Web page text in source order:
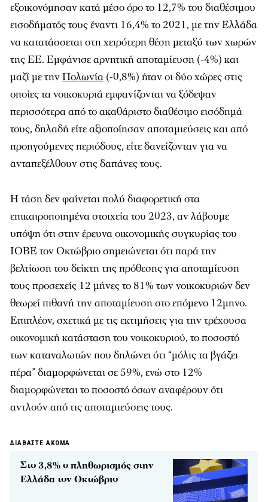
εξοικονόμησαν κατά μέσο όρο το 12,7% του διαθέσιμου
εισοδήματός τους έναντι 16,4% το 2021, με την Ελλάδα
να κατατάσσεται στη χειρότερη θέση μεταξύ των χωρών
της ΕΕ. Εμφάνισε αρνητική αποταμίευση (-4%) και
μαζί με τηνΠολωνία (-0,8%) ήταν οι δύο χώρες στις
οποίες τα νοικοκυριά εμφανίζονται να ξόδεψαν
περισσότερα από το ακαθάριστο διαθέσιμο εισόδημά
τους, δηλαδή είτε αξιοποίησαν αποταμιεύσεις και από
προηγούμενες περιόδους, είτε δανείζονταν για να
ανταπεξέλθουν στις δαπάνες τους.
Η τάση δεν φαίνεται πολύ διαφορετική στα
επικαιροποιημένα στοιχεία του 2023, αν λάβουμε
υπόψη ότι στην έρευνα οικονομικής συγκυρίας του
ΙΟΒΕ τον Οκτώβριο σημειώνεται ότι παρά την
βελτίωση του δείκτη της πρόθεσης για αποταμίευση
τους προσεχείς 12 μήνες το 81% των νοικοκυριών δεν
θεωρεί πιθανή την αποταμίευση στο επόμενο 12μηνο.
Επιπλέον, σχετικά με τις εκτιμήσεις για την τρέχουσα
οικονομική κατάσταση του νοικοκυριού, το ποσοστό
των καταναλωτών που δηλώνει ότι “μόλις τα βγάζει
πέρα” διαμορφώνεται σε 59%, ενώ στο 12%
διαμορφώνεται το ποσοστό όσων αναφέρουν ότι
αντλούν από τις αποταμιεύσεις τους.
ΔΙΑΒΑΣΤΕ ΑΚΟΜΑ
Στο 3,8% ο πληθωρισμός στην
Ελλάδα τον Οκτώβριο